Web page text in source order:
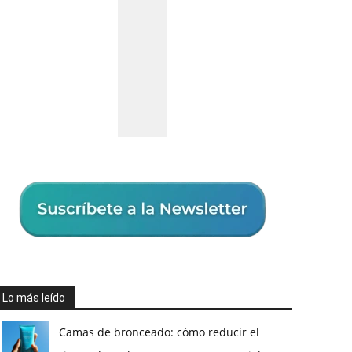
Lo más leído
Camas de bronceado: cómo reducir el